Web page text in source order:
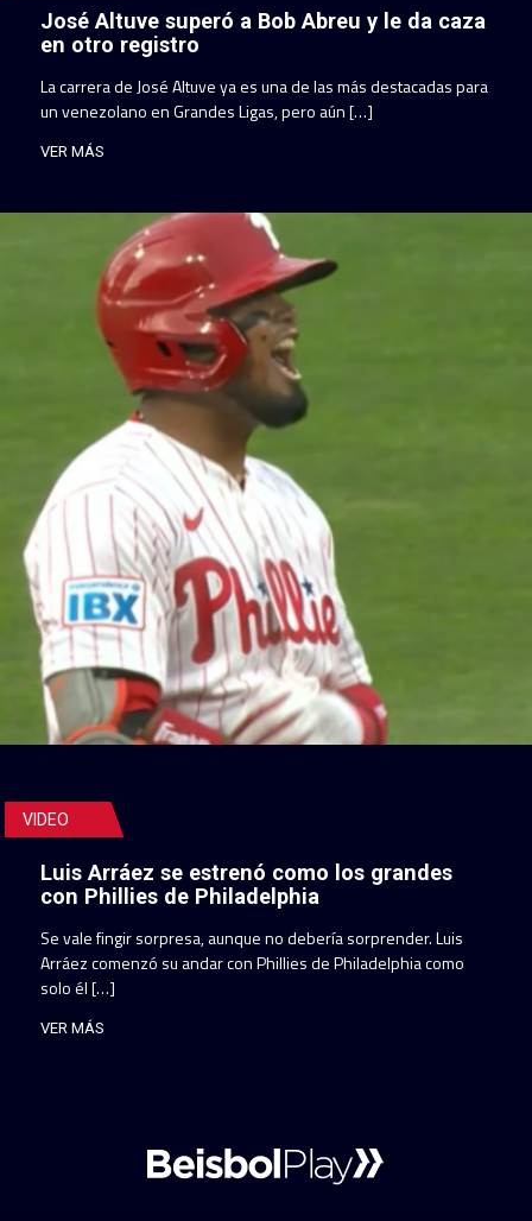
José Altuve superó a Bob Abreu y le da caza
en otro registro
La carrera de José Altuve ya es una de las más destacadas para
un venezolano en Grandes Ligas, pero aún […]
VER MÁS
VIDEO
Luis Arráez se estrenó como los grandes
con Phillies de Philadelphia
Se vale fingir sorpresa, aunque no debería sorprender. Luis
Arráez comenzó su andar con Phillies de Philadelphia como
solo él […]
VER MÁS